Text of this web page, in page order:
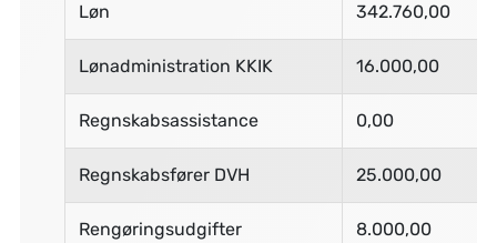
Løn 342.760,00
Lønadministration KKIK 16.000,00
Regnskabsassistance 0,00
Regnskabsfører DVH 25.000,00
Rengøringsudgifter 8.000,00